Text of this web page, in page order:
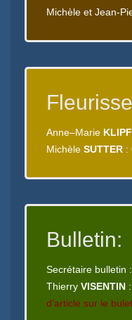
Michèle et Jean-
Anne–Marie
Michèle SUTTER :
Bulletin:
Secrétaire bulletin :
Thierry VISENTIN :
d’article sur le